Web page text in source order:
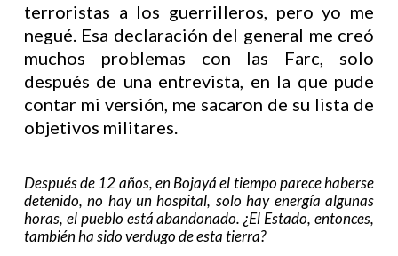
terroristas a los guerrilleros, pero yo me
negué. Esa declaración del general me creó
muchos problemas con las Farc, solo
después de una entrevista, en la que pude
contar mi versión, me sacaron de su lista de
objetivos militares.
Después de 12 años, en Bojayá el tiempo parece haberse
detenido, no hay un hospital, solo hay energía algunas
horas, el pueblo está abandonado. ¿El Estado, entonces,
también ha sido verdugo de esta tierra?